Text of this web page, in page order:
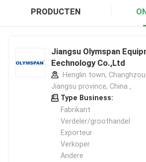
PRODUCTEN
Jiangsu Olymspan
Eechnology Co.,Ltd
Henglin town,
Jiangsu province, China ,
Type Business:
Fabrikant
Verdeler/groothandel
Exporteur
Verkoper
Andere